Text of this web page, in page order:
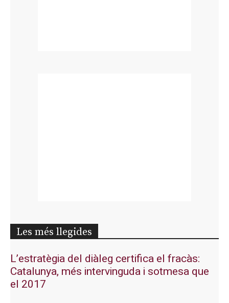
Les més llegides
L’estratègia del diàleg certifica el fracàs:
Catalunya, més intervinguda i sotmesa que
el 2017